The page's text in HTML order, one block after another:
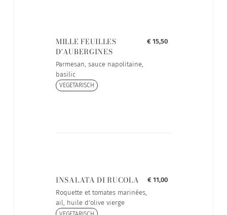
MILLE FEUILLES
D'AUBERGINES
Parmesan, sauce napolitaine,
basilic
VEGETARISCH
€ 15,50
INSALATA DI RUCOLA
Roquette et tomates marinées,
ail, huile d'olive vierge
€ 11,00